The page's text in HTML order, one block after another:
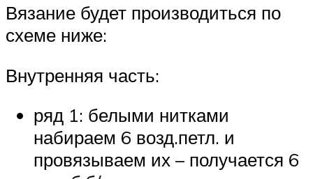
Вязание будет производиться по
схеме ниже:
Внутренняя часть:
ряд 1: белыми нитками
набираем 6 возд.петл. и
провязываем их – получается 6